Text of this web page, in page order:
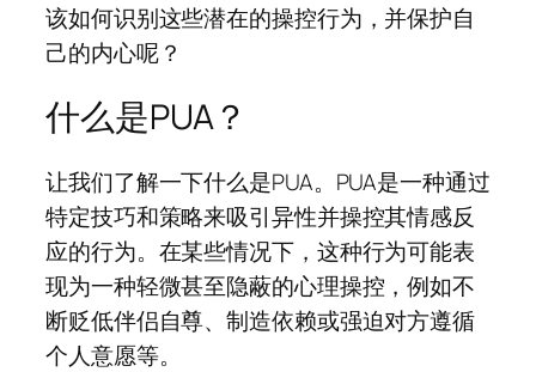
该如何识别这些潜在的操控行为，并保护自
己的内心呢？
什么是PUA？
让我们了解一下什么是PUA。PUA是一种通过
特定技巧和策略来吸引异性并操控其情感反
应的行为。在某些情况下，这种行为可能表
现为一种轻微甚至隐蔽的心理操控，例如不
断贬低伴侣自尊、制造依赖或强迫对方遵循
个人意愿等。